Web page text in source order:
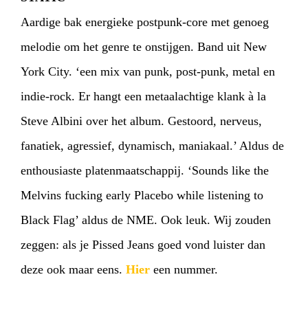
HOME PROGRAMMA
ARTDIVISIONFOTO’SNIEUWS
INFO WEBSHOP MIJN TICKETS
Aardige bak energieke postpunk-core met genoeg
melodie om het genre te onstijgen. Band uit New
York City. ‘een mix van punk, post-punk, metal en
indie-rock. Er hangt een metaalachtige klank à la
Steve Albini over het album. Gestoord, nerveus,
fanatiek, agressief, dynamisch, maniakaal.’ Aldus de
enthousiaste platenmaatschappij. ‘Sounds like the
Melvins fucking early Placebo while listening to
Black Flag’ aldus de NME. Ook leuk. Wij zouden
zeggen: als je Pissed Jeans goed vond luister dan
deze ook maar eens. Hier een nummer.